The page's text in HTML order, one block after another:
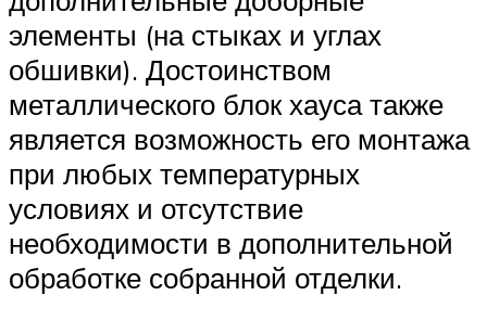
элементы (на стыках и углах
обшивки). Достоинством
металлического блок хауса также
является возможность его монтажа
при любых температурных
условиях и отсутствие
необходимости в дополнительной
обработке собранной отделки.